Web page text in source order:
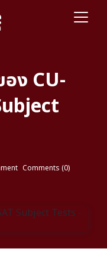
ง CU-
Comments (0)